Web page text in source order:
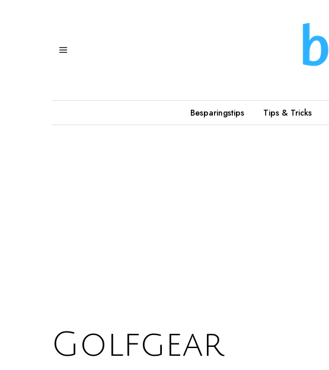
Besparingstips Tips & Tricks
Golfgear